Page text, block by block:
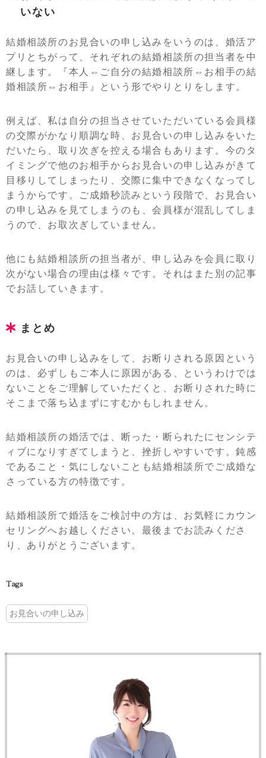
いない
結婚相談所のお見合いの申し込みをいうのは、婚活ア
プリとちがって、それぞれの結婚相談所の担当者を中
継します。『本人⇔ご自分の結婚相談所⇔お相手の結
婚相談所⇔お相手』という形でやりとりをします。
例えば、私は自分の担当させていただいている会員様
の交際がかなり順調な時、お見合いの申し込みをいた
だいたら、取り次ぎを控える場合もあります。今のタ
イミングで他のお相手からお見合いの申し込みがきて
目移りしてしまったり、交際に集中できなくなってし
まうからです。ご成婚秒読みという段階で、お見合い
の申し込みを見てしまうのも、会員様が混乱してしま
うので、お取次ぎしていません。
他にも結婚相談所の担当者が、申し込みを会員に取り
次がない場合の理由は様々です。それはまた別の記事
でお話していきます。
まとめ
お見合いの申し込みをして、お断りされる原因という
のは、必ずしもご本人に原因がある、というわけでは
ないことをご理解していただくと、お断りされた時に
そこまで落ち込まずにすむかもしれません。
結婚相談所の婚活では、断った・断られたにセンシテ
ィブになりすぎてしまうと、挫折しやすいです。鈍感
であること・気にしないことも結婚相談所でご成婚な
さっている方の特徴です。
結婚相談所で婚活をご検討中の方は、お気軽にカウン
セリングへお越しください。最後までお読みくださ
り、ありがとうございます。
Tags
お見合いの申し込み